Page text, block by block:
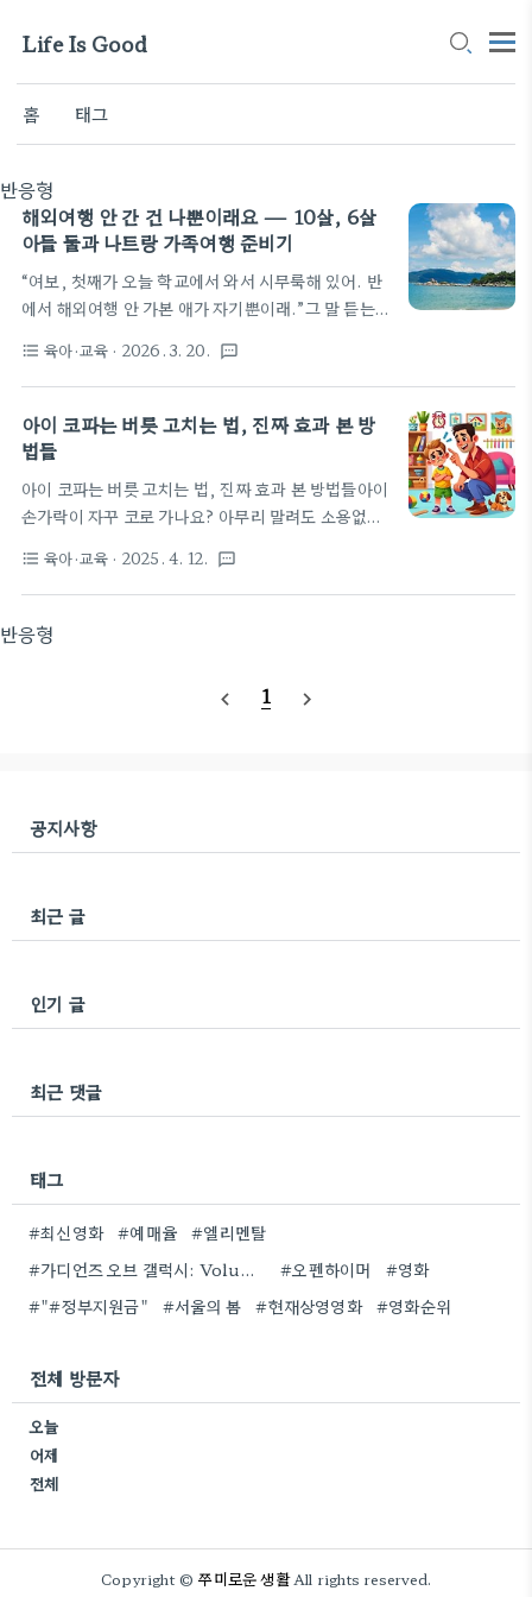
Life Is Good
홈 태그
반응형
해외여행 안 간 건 나뿐이래요 — 10살, 6살
아들 둘과 나트랑 가족여행 준비기
“여보, 첫째가 오늘 학교에서 와서 시무룩해 있어. 반
에서 해외여행 안 가본 애가 자기뿐이래.”그 말 듣는
고 싶은 마음이야 항상 있었는데, 둘째가 너무 어려서
“좀 더 크면 가자” 하면서 계속 미뤘다. 근데 올해 둘째
가 여섯 살이 되고, 이제 제법 잘 걸어다니고 수영장에
서도 혼자 첨벙대면서 놀 줄 알게 됐다. 더 이상 미루
근하고 검색하기 시작했다. 5월 중순이 어린이날도 끝
나고 성수기 가격도 빠지면서, 학교도 하루이틀 빠져
도 괜찮은 타이밍이라 5월 15일에서 31일 사이를 잡
다. 한식당도 많고, 공항에서..
format_list_bulleted 육아·교육 · 2026. 3. 20. textsms
아이 코파는 버릇 고치는 법, 진짜 효과 본 방
법들
아이 코파는 버릇 고치는 법, 진짜 효과 본 방법들아이
손가락이 자꾸 코로 가나요? 아무리 말려도 소용없다
안녕하세요! 육아하면서 겪는 작은 고민들 중 하나, 바
로 아이가 코를 파는 버릇 아닐까요? 저는 첫째가 세
살 무렵부터 손만 보면 코로 가는 모습을 보고, 진짜
게다가 외출했을 때 사람들의 시선이 은근히 신경 쓰
format_list_bulleted 육아·교육 · 2025. 4. 12. textsms
반응형
navigate_before 1 navigate_next
공지사항
최근 글
인기 글
최근 댓글
태그
#최신영화 #예매율
#엘리멘탈
#가디언즈 오브 갤럭시: Volume 3
#오펜하이머
#영화
#"#정부지원금"
#서울의 봄 #현재상영영화 #영화순위
전체 방문자
오늘
어제
전체
Copyright ©쭈미로운 생활All rights reserved.